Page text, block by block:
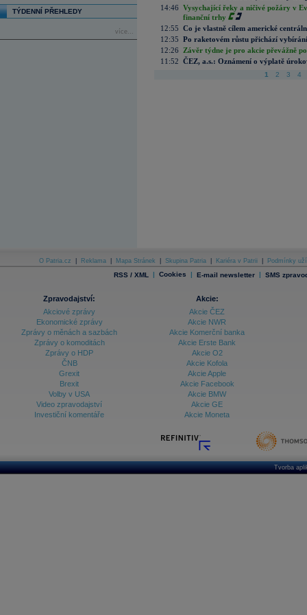
TÝDENNÍ PŘEHLEDY
více...
14:46 Vysychající řeky a ničivé požáry v
finanční trhy
12:55 Co je vlastně cílem americké
12:35 Po raketovém růstu přichází
12:26
Závěr týdne je pro akcie převážně
11:52 ČEZ, a.s.: Oznámení o výplatě
1 2 3 4
O Patria.cz Reklama Mapa Stránek Skupina Patria Kariéra v Patrii Podmínky
RSS / XML | Cookies | E-mail newsletter | SMS
Zpravodajství:
Akciové zprávy
Ekonomické zprávy
Zprávy o měnách a sazbách
Zprávy o komoditách
Zprávy o HDP
ČNB
Grexit
Brexit
Volby v USA
Video zpravodajství
Investiční komentáře
Akcie:
Akcie ČEZ
Akcie NWR
Akcie Komerční banka
Akcie Erste Bank
Akcie O2
Akcie Kofola
Akcie Apple
Akcie Facebook
Akcie BMW
Akcie GE
Akcie Moneta
Tvorba